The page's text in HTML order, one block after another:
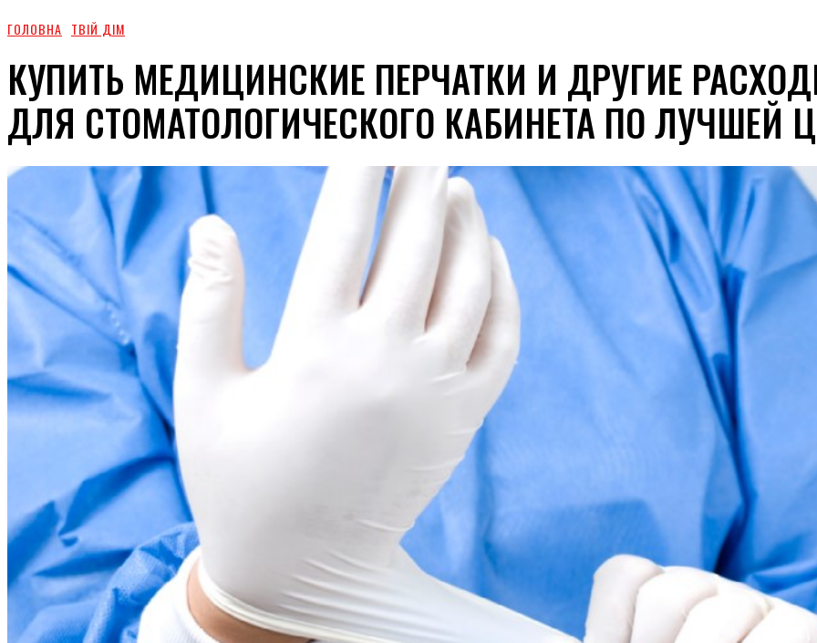
ГОЛОВНА ТВІЙ ДІМ
КУПИТЬ МЕДИЦИНСКИЕ ПЕРЧАТКИ И ДРУГИЕ
ДЛЯ СТОМАТОЛОГИЧЕСКОГО КАБИНЕТА ПО ЛУЧШЕЙ